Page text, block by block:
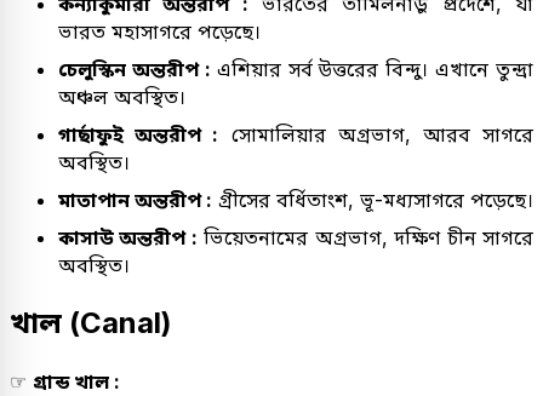
ভারত মহাসাগরে পড়েছে।
চেলুস্কিন অন্তরীপ : এশিয়ার সর্ব উত্তরের বিন্দু। এখানে তুন্দ্রা
অঞ্চল অবস্থিত।
গার্ছাফুই অন্তরীপ : সোমালিয়ার অগ্রভাগ, আরব সাগরে
অবস্থিত।
মাতাপান অন্তরীপ : গ্রীসের বর্ধিতাংশ, ভূ-মধ্যসাগরে পড়েছে।
কাসাউ অন্তরীপ : ভিয়েতনামের অগ্রভাগ, দক্ষিণ চীন সাগরে
অবস্থিত।
খাল (Canal)
☞ গ্রান্ড খাল :